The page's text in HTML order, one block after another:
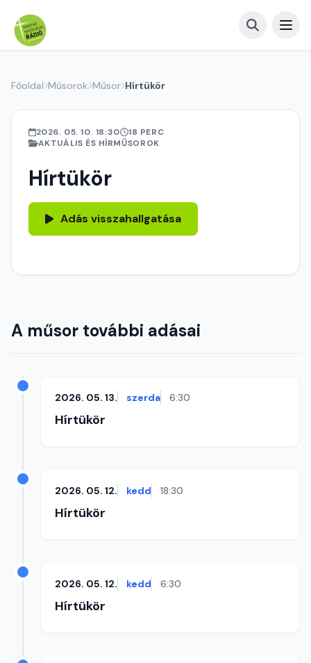
Főoldal Műsorok Műsor Hírtükör
2026. 05. 10. 18:30
18 PERC
AKTUÁLIS ÉS HÍRMŰSOROK
Hírtükör
Adás visszahallgatása
A műsor további adásai
2026. 05. 13. szerda 6:30
Hírtükör
2026. 05. 12. kedd 18:30
Hírtükör
2026. 05. 12. kedd 6:30
Hírtükör